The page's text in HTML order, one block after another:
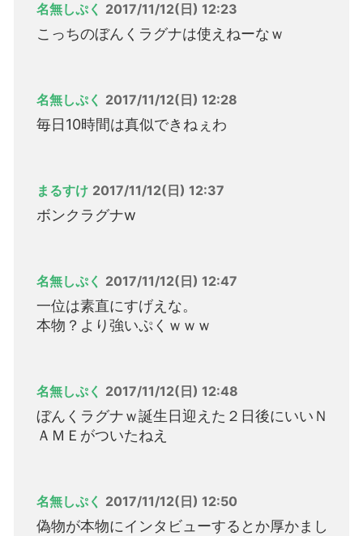
名無しぷく 2017/11/12(日) 12:23
こっちのぼんくラグナは使えねーなｗ
名無しぷく 2017/11/12(日) 12:28
毎日10時間は真似できねぇわ
まるすけ 2017/11/12(日) 12:37
ボンクラグナw
名無しぷく 2017/11/12(日) 12:47
一位は素直にすげえな。
本物？より強いぷくｗｗｗ
名無しぷく 2017/11/12(日) 12:48
ぼんくラグナｗ誕生日迎えた２日後にいいＮ
ＡＭＥがついたねえ
名無しぷく 2017/11/12(日) 12:50
偽物が本物にインタビューするとか厚かまし